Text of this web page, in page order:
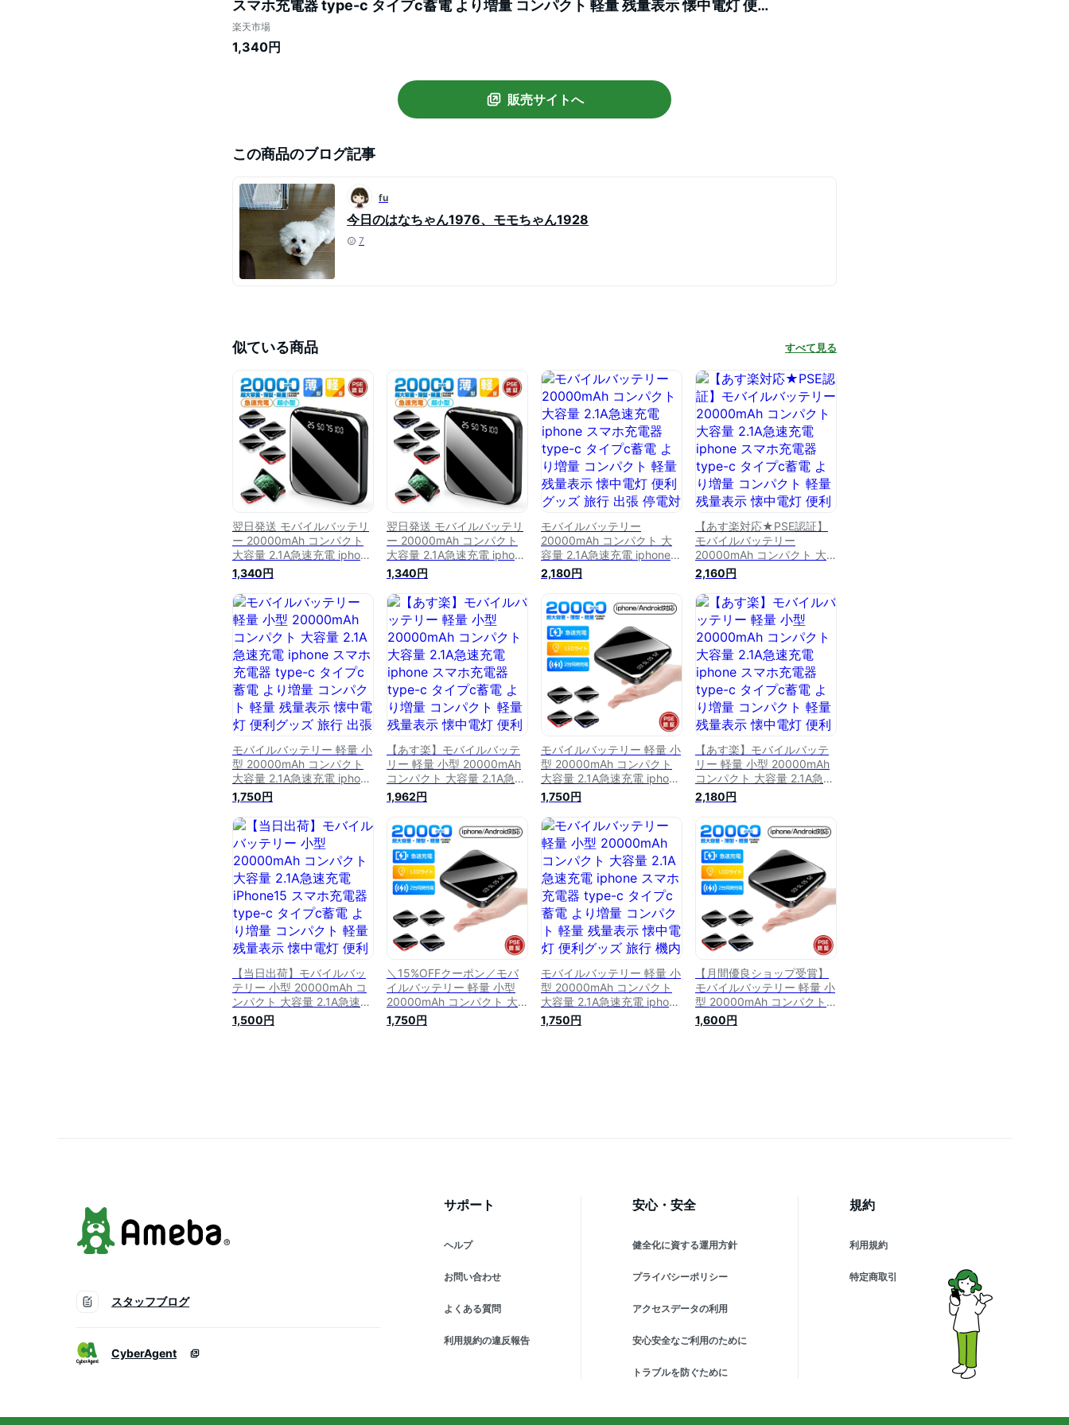
スマホ充電器 type-c タイプc蓄電 より増量 コンパクト 軽量 残量表示 懐中電灯 便利
グッズ 旅行 出張 停電対策 台風 地震 災害 防災グッズ iPhone/Android各種対応 PSE
認証 iphone16
楽天市場
1,340円
販売サイトへ
この商品のブログ記事
fu
今日のはなちゃん1976、モモちゃん1928
7
似ている商品 すべて見る
翌日発送 モバイルバッテリ
ー 20000mAh コンパクト
大容量 2.1A急速充電 iphone
スマホ充電器 type-c タイプ
c蓄電 より増量 コンパクト
軽量 残量表示 懐中電灯 便
利グッズ 旅行 出張 停電対
策 台風 地震 災害 防災グッ
ズ iPhone/Android各種対応
PSE認証
1,340円
翌日発送 モバイルバッテリ
ー 20000mAh コンパクト
大容量 2.1A急速充電 iphone
スマホ充電器 type-c タイプ
c蓄電 より増量 コンパクト
軽量 残量表示 懐中電灯 便
利グッズ 旅行 出張 停電対
策 台風 地震 災害 防災グッ
ズ iPhone/Android各種対応
PSE認証
1,340円
モバイルバッテリー
20000mAh コンパクト 大
容量 2.1A急速充電 iphone
スマホ充電器 type-c タイプ
c蓄電 より増量 コンパクト
利グッズ 旅行 出張 停電対
策 台風 地震 災害 防災グッ
ズ iPhone/Android各種対応
2,180円
【あす楽対応★PSE認証】
モバイルバッテリー
20000mAh コンパクト 大
容量 2.1A急速充電 iphone
スマホ充電器 type-c タイプ
c蓄電 より増量 コンパクト
軽量 残量表示 懐中電灯 便
利グッズ 旅行 出張 停電対
策 台風 地震 災害 防災グッ
ズ iPhone/Android各種対応
2,160円
モバイルバッテリー 軽量 小
型 20000mAh コンパクト
大容量 2.1A急速充電 iphone
スマホ充電器 type-c タイプ
c蓄電 より増量 コンパクト
軽量 残量表示 懐中電灯 便
利グッズ 旅行 出張 停電対
策 台風 地震 災害 防災グッ
ズ iPhone/Android各種対応
機内持ち込み
1,750円
【あす楽】モバイルバッテ
リー 軽量 小型 20000mAh
コンパクト 大容量 2.1A急速
充電 iphone スマホ充電器
type-c タイプc蓄電 より増
示 懐中電灯 便利グッズ 旅
行 出張 停電対策 台風 地震
災害 防災グッズ
iPhone/Android各種対応
1,962円
モバイルバッテリー 軽量 小
型 20000mAh コンパクト
大容量 2.1A急速充電 iphone
スマホ充電器 type-c タイプ
c蓄電 より増量 コンパクト
軽量 残量表示 懐中電灯 便
利グッズ 旅行 出張 卒業式
停電対策 台風 地震 災害 防
災グッズ iPhone/Android各
種対応
1,750円
【あす楽】モバイルバッテ
リー 軽量 小型 20000mAh
コンパクト 大容量 2.1A急速
充電 iphone スマホ充電器
type-c タイプc蓄電 より増
示 懐中電灯 便利グッズ 旅
行 出張 停電対策 台風 地震
災害 防災グッズ
iPhone/Android各種対応
2,180円
【当日出荷】モバイルバッ
テリー 小型 20000mAh コ
ンパクト 大容量 2.1A急速充
電 iPhone15 スマホ充電器
type-c タイプc蓄電 より増
1,500円
＼15%OFFクーポン／モバ
イルバッテリー 軽量 小型
20000mAh コンパクト 大
容量 2.1A急速充電 iphone
スマホ充電器 type-c タイプ
1,750円
モバイルバッテリー 軽量 小
型 20000mAh コンパクト
大容量 2.1A急速充電 iphone
スマホ充電器 type-c タイプ
c蓄電 より増量 コンパクト
1,750円
【月間優良ショップ受賞】
モバイルバッテリー 軽量 小
型 20000mAh コンパクト
大容量 2.1A急速充電 iphone
スマホ充電器 type-c タイプ
1,600円
スタッフブログ
CyberAgent
サポート
ヘルプ
お問い合わせ
よくある質問
利用規約の違反報告
安心・安全
健全化に資する運用方針
プライバシーポリシー
アクセスデータの利用
安心安全なご利用のために
トラブルを防ぐために
規約
利用規約
特定商取引